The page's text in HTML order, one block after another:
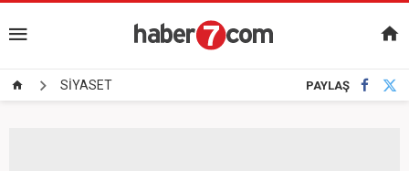
SİYASET PAYLAŞ